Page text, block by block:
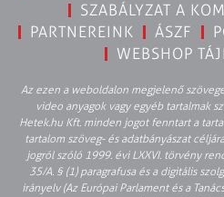
SZABÁLYZAT A
PARTNEREINK
ÁSZF
WEBSHOP
Az ezen a weboldalon megjelenő
video anyagok vagy egyéb tartalmak
Hetek.hu Kft. minden jogot fenntart a
tartalom szöveg- és adatbányászat
jogról szóló 1999. évi LXXVI. törvény
35/A. § (1) paragrafusa és a digitális
irányelv (Az Európai Parlament és a